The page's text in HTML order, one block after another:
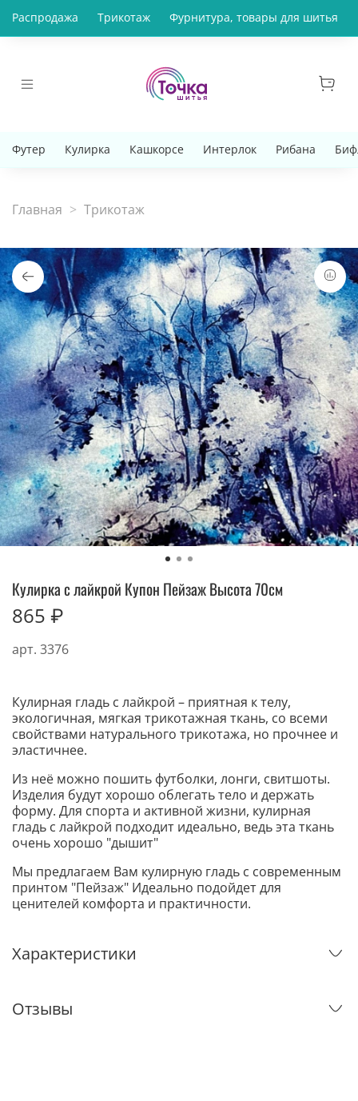
Распродажа Трикотаж Фурнитура, товары для шитья
Футер Кулирка Кашкорсе Интерлок Рибана
Главная Трикотаж
арт. 3376
Кулирка с лайкрой Купон Пейзаж Высота 70см
865 ₽
Кулирная гладь с лайкрой – приятная к телу,
экологичная, мягкая трикотажная ткань, со всеми
свойствами натурального трикотажа, но прочнее и
эластичнее.
Из неё можно пошить футболки, лонги, свитшоты.
Изделия будут хорошо облегать тело и держать
форму. Для спорта и активной жизни, кулирная
гладь с лайкрой подходит идеально, ведь эта ткань
очень хорошо "дышит"
Мы предлагаем Вам кулирную гладь с современным
принтом "Пейзаж" Идеально подойдет для
ценителей комфорта и практичности.
Характеристики
Отзывы